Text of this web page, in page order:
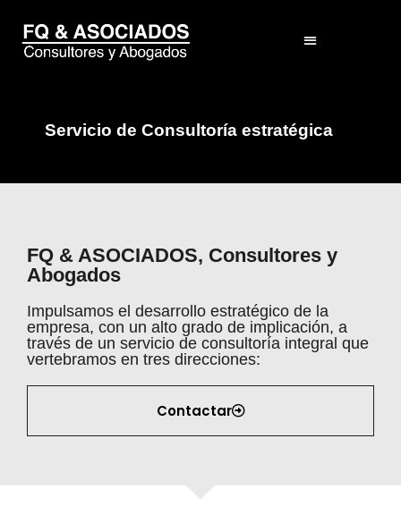
Servicio de Consultoría estratégica
FQ & ASOCIADOS, Consultores y
Abogados
Impulsamos el desarrollo estratégico de la
empresa, con un alto grado de implicación, a
través de un servicio de consultoría integral que
vertebramos en tres direcciones:
Contactar